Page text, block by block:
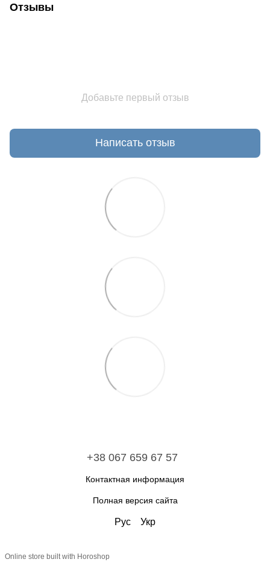
Отзывы
Добавьте первый отзыв
Написать отзыв
+38 067 659 67 57
Контактная информация
Полная версия сайта
Рус Укр
Online store built with Horoshop